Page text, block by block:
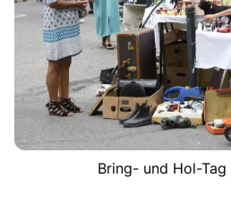
Bring- und Hol-